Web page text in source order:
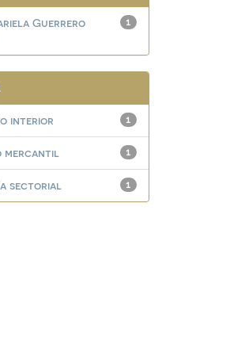
1
Guerrero
1
interior
1
mercantil
1
sectorial